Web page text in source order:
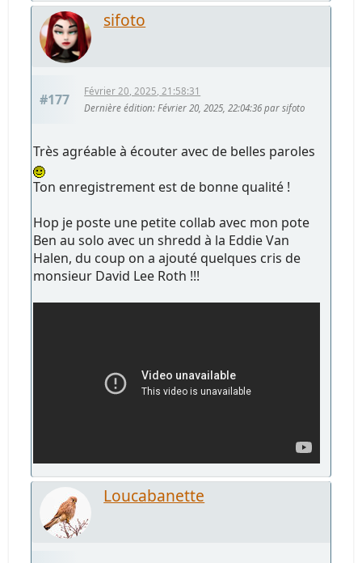
sifoto
#177
Février 20, 2025, 21:58:31
Dernière édition: Février 20, 2025, 22:04:36 par sifoto
Très agréable à écouter avec de belles paroles
Ton enregistrement est de bonne qualité !
Hop je poste une petite collab avec mon pote
Ben au solo avec un shredd à la Eddie Van
Halen, du coup on a ajouté quelques cris de
monsieur David Lee Roth !!!
Loucabanette